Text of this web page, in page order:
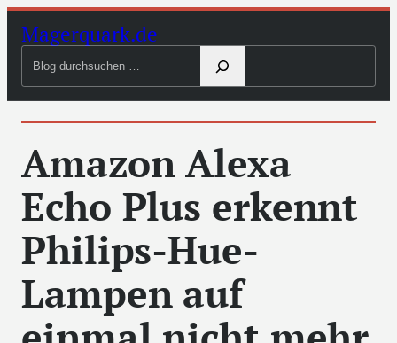
Zum
Inhalt
Magerquark.de
durchsuchen
Amazon Alexa
Echo Plus erkennt
Philips-Hue-
Lampen auf